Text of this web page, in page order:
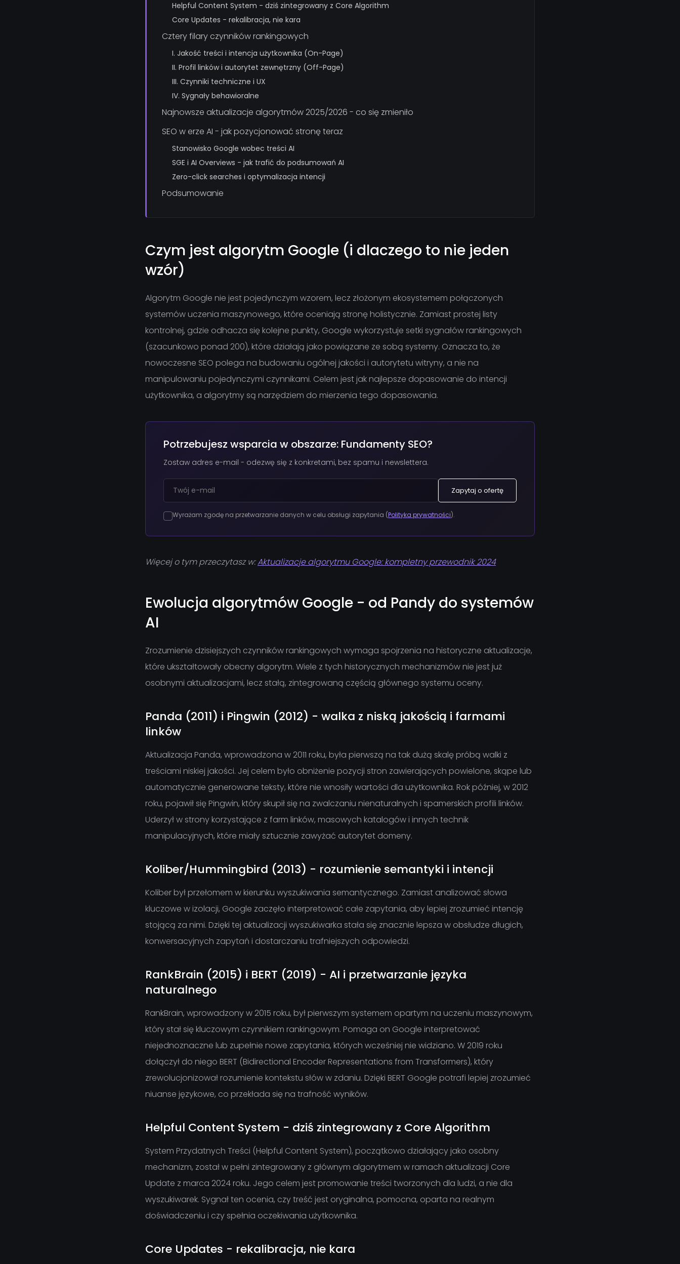
Helpful Content System - dziś zintegrowany z Core Algorithm
Core Updates - rekalibracja, nie kara
Cztery filary czynników rankingowych
I. Jakość treści i intencja użytkownika (On-Page)
II. Profil linków i autorytet zewnętrzny (Off-Page)
III. Czynniki techniczne i UX
IV. Sygnały behawioralne
Najnowsze aktualizacje algorytmów 2025/2026 - co się zmieniło
SEO w erze AI - jak pozycjonować stronę teraz
Stanowisko Google wobec treści AI
SGE i AI Overviews - jak trafić do podsumowań AI
Zero-click searches i optymalizacja intencji
Podsumowanie
Czym jest algorytm Google (i dlaczego to nie jeden
wzór)
Algorytm Google nie jest pojedynczym wzorem, lecz złożonym ekosystemem połączonych
systemów uczenia maszynowego, które oceniają stronę holistycznie. Zamiast prostej listy
kontrolnej, gdzie odhacza się kolejne punkty, Google wykorzystuje setki sygnałów rankingowych
(szacunkowo ponad 200), które działają jako powiązane ze sobą systemy. Oznacza to, że
nowoczesne SEO polega na budowaniu ogólnej jakości i autorytetu witryny, a nie na
manipulowaniu pojedynczymi czynnikami. Celem jest jak najlepsze dopasowanie do intencji
użytkownika, a algorytmy są narzędziem do mierzenia tego dopasowania.
Potrzebujesz wsparcia w obszarze: Fundamenty SEO?
Zostaw adres e-mail - odezwę się z konkretami, bez spamu i newslettera.
Zapytaj o ofertę
Wyrażam zgodę na przetwarzanie danych w celu obsługi zapytania (Polityka prywatności).
Więcej o tym przeczytasz w:Aktualizacje algorytmu Google: kompletny przewodnik 2024
Ewolucja algorytmów Google - od Pandy do systemów
AI
Zrozumienie dzisiejszych czynników rankingowych wymaga spojrzenia na historyczne aktualizacje,
które ukształtowały obecny algorytm. Wiele z tych historycznych mechanizmów nie jest już
osobnymi aktualizacjami, lecz stałą, zintegrowaną częścią głównego systemu oceny.
Panda (2011) i Pingwin (2012) - walka z niską jakością i farmami
linków
Aktualizacja Panda, wprowadzona w 2011 roku, była pierwszą na tak dużą skalę próbą walki z
treściami niskiej jakości. Jej celem było obniżenie pozycji stron zawierających powielone, skąpe lub
automatycznie generowane teksty, które nie wnosiły wartości dla użytkownika. Rok później, w 2012
roku, pojawił się Pingwin, który skupił się na zwalczaniu nienaturalnych i spamerskich profili linków.
Uderzył w strony korzystające z farm linków, masowych katalogów i innych technik
manipulacyjnych, które miały sztucznie zawyżać autorytet domeny.
Koliber/Hummingbird (2013) - rozumienie semantyki i intencji
Koliber był przełomem w kierunku wyszukiwania semantycznego. Zamiast analizować słowa
kluczowe w izolacji, Google zaczęło interpretować całe zapytania, aby lepiej zrozumieć intencję
stojącą za nimi. Dzięki tej aktualizacji wyszukiwarka stała się znacznie lepsza w obsłudze długich,
konwersacyjnych zapytań i dostarczaniu trafniejszych odpowiedzi.
RankBrain (2015) i BERT (2019) - AI i przetwarzanie języka
naturalnego
RankBrain, wprowadzony w 2015 roku, był pierwszym systemem opartym na uczeniu maszynowym,
który stał się kluczowym czynnikiem rankingowym. Pomaga on Google interpretować
niejednoznaczne lub zupełnie nowe zapytania, których wcześniej nie widziano. W 2019 roku
dołączył do niego BERT (Bidirectional Encoder Representations from Transformers), który
zrewolucjonizował rozumienie kontekstu słów w zdaniu. Dzięki BERT Google potrafi lepiej zrozumieć
niuanse językowe, co przekłada się na trafność wyników.
Helpful Content System - dziś zintegrowany z Core Algorithm
System Przydatnych Treści (Helpful Content System), początkowo działający jako osobny
mechanizm, został w pełni zintegrowany z głównym algorytmem w ramach aktualizacji Core
Update z marca 2024 roku. Jego celem jest promowanie treści tworzonych dla ludzi, a nie dla
wyszukiwarek. Sygnał ten ocenia, czy treść jest oryginalna, pomocna, oparta na realnym
doświadczeniu i czy spełnia oczekiwania użytkownika.
Core Updates - rekalibracja, nie kara